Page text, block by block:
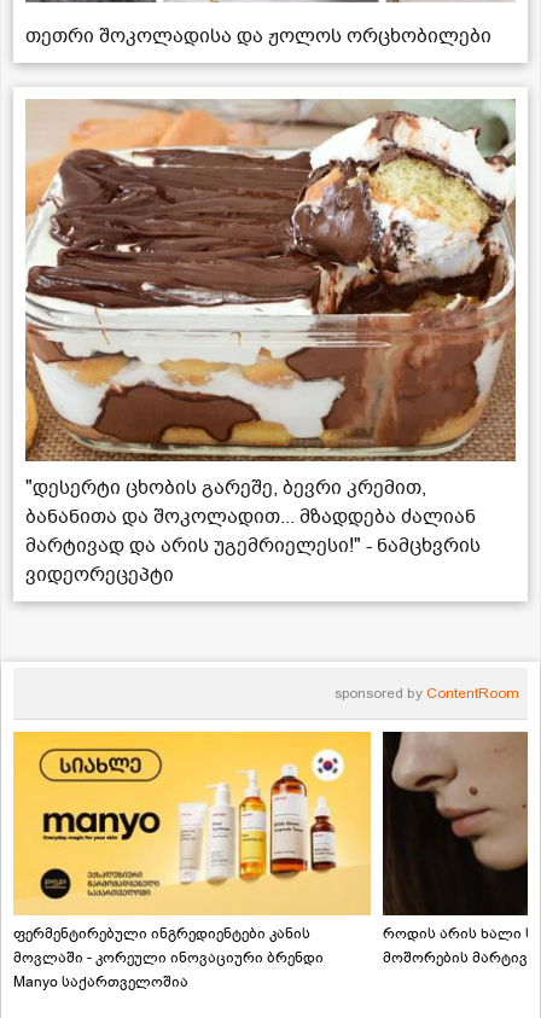
თეთრი შოკოლადისა და ჟოლოს ორცხობილები
"დესერტი ცხობის გარეშე, ბევრი კრემით,
ბანანითა და შოკოლადით... მზადდება ძალიან
მარტივად და არის უგემრიელესი!" - ნამცხვრის
ვიდეორეცეპტი
sponsored by ContentRoom
ფერმენტირებული ინგრედიენტები კანის
მოვლაში - კორეული ინოვაციური ბრენდი
Manyo საქართველოშია
როდის არის ხალი
მოშორების